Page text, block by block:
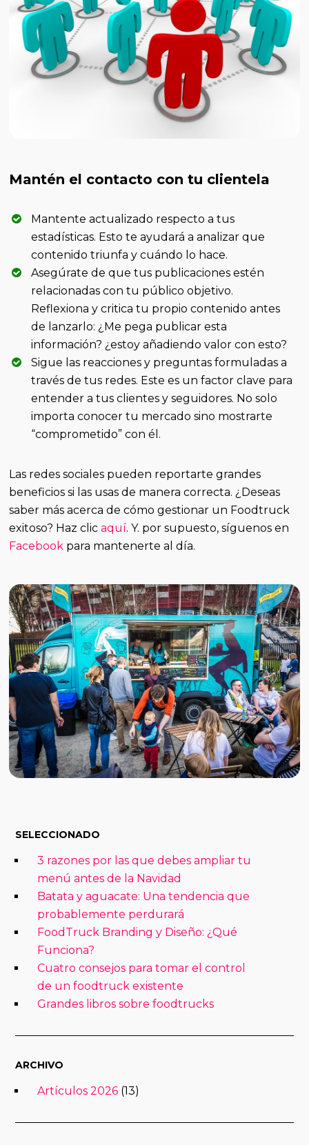
Mantén el contacto con tu clientela
Mantente actualizado respecto a tus
estadísticas. Esto te ayudará a analizar que
contenido triunfa y cuándo lo hace.
Asegúrate de que tus publicaciones estén
relacionadas con tu público objetivo.
Reflexiona y critica tu propio contenido antes
de lanzarlo: ¿Me pega publicar esta
información? ¿estoy añadiendo valor con esto?
Sigue las reacciones y preguntas formuladas a
través de tus redes. Este es un factor clave para
entender a tus clientes y seguidores. No solo
importa conocer tu mercado sino mostrarte
“comprometido” con él.
Las redes sociales pueden reportarte grandes
beneficios si las usas de manera correcta. ¿Deseas
saber más acerca de cómo gestionar un Foodtruck
exitoso? Haz clicaquí. Y. por supuesto, síguenos en
Facebook para mantenerte al día.
SELECCIONADO
3 razones por las que debes ampliar tu
menú antes de la Navidad
Batata y aguacate: Una tendencia que
probablemente perdurará
FoodTruck Branding y Diseño: ¿Qué
Funciona?
Cuatro consejos para tomar el control
de un foodtruck existente
Grandes libros sobre foodtrucks
ARCHIVO
Artículos 2026 (13)